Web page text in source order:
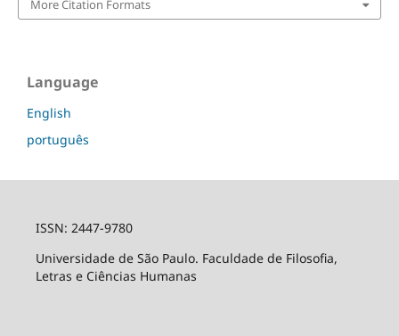
More Citation Formats
Language
English
português
ISSN: 2447-9780
Universidade de São Paulo. Faculdade de Filosofia,
Letras e Ciências Humanas